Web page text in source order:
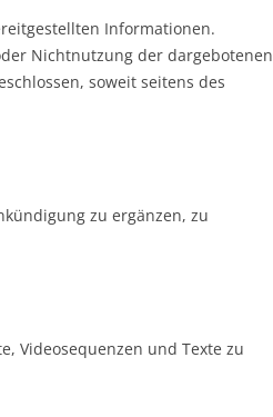
Informationen.
Nichtnutzung der dargebotenen
soweit seitens des
zu ergänzen, zu
Videosequenzen und Texte zu